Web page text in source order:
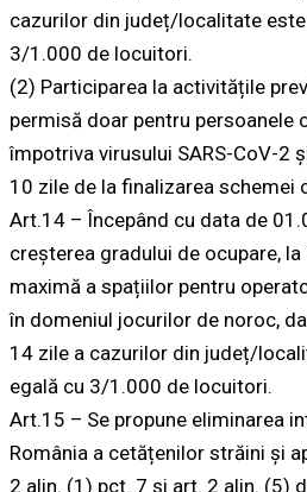
cazurilor din județ/localitate
3/1.000 de locuitori.
(2) Participarea la activitățile
permisă doar pentru persoanele
împotriva virusului SARS-CoV-2
10 zile de la finalizarea schemei
Art.14 – Începând cu data de
creșterea gradului de ocupare,
maximă a spațiilor pentru
în domeniul jocurilor de noroc,
14 zile a cazurilor din județ/
egală cu 3/1.000 de locuitori.
Art.15 – Se propune eliminarea
România a cetățenilor străini și
2 alin. (1) pct. 7 și art. 2 alin. (5)